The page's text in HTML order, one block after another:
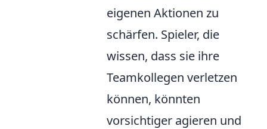
eigenen Aktionen zu
schärfen. Spieler, die
wissen, dass sie ihre
Teamkollegen verletzen
können, könnten
vorsichtiger agieren und